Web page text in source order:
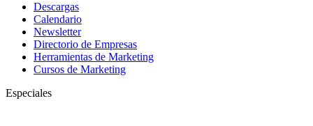
Descargas
Calendario
Newsletter
Directorio de Empresas
Herramientas de Marketing
Cursos de Marketing
Especiales